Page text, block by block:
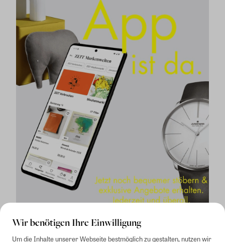
Wir benötigen Ihre Einwilligung
Um die Inhalte unserer Webseite bestmöglich zu gestalten, nutzen wir